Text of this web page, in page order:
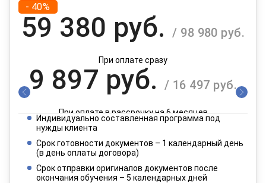
- 40%
59 380 руб. / 98 980 руб.
При оплате сразу
9 897 руб. / 16 497 руб.
При оплате в рассрочку на 6 месяцев
4 949 руб. / 8 249 руб.
При оплате в рассрочку на 12 месяцев
Индивидуально составленная программа под
нужды клиента
Срок готовности документов – 1 календарный день
(в день оплаты договора)
Срок отправки оригиналов документов после
окончания обучения – 5 календарных дней